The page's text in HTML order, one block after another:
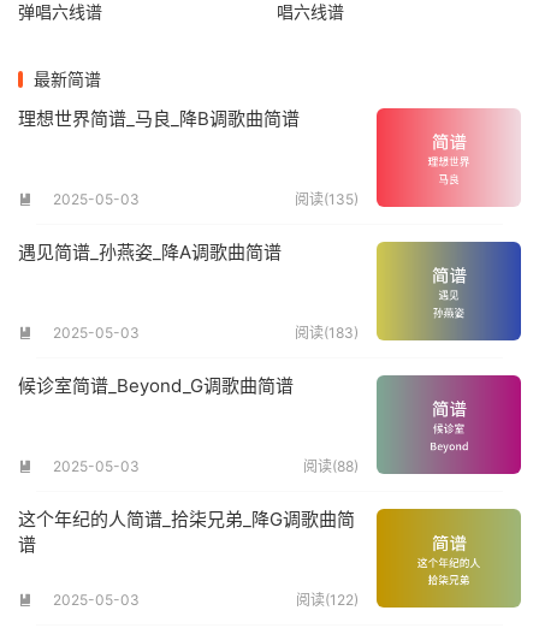
弹唱六线谱
唱六线谱
最新简谱
理想世界简谱_马良_降B调歌曲简谱
 2025-05-03 阅读(135)
遇见简谱_孙燕姿_降A调歌曲简谱
 2025-05-03 阅读(183)
候诊室简谱_Beyond_G调歌曲简谱
 2025-05-03 阅读(88)
这个年纪的人简谱_拾柒兄弟_降G调歌曲简
谱
 2025-05-03 阅读(122)